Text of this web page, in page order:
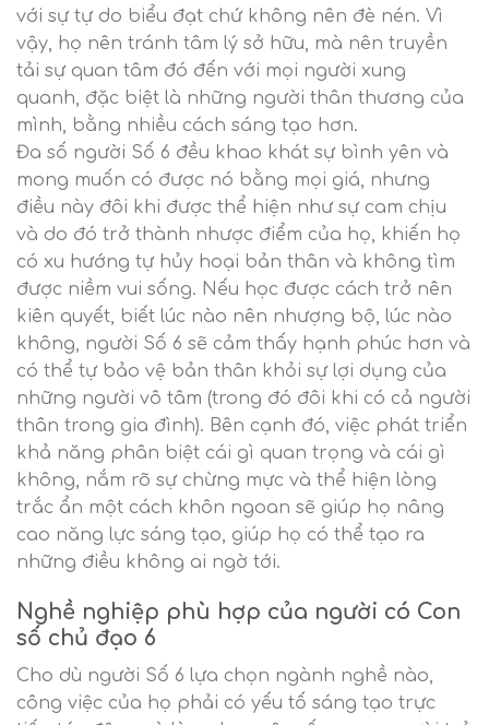
với sự tự do biểu đạt chứ không nên đè nén. Vì
vậy, họ nên tránh tâm lý sở hữu, mà nên truyền
tải sự quan tâm đó đến với mọi người xung
quanh, đặc biệt là những người thân thương của
mình, bằng nhiều cách sáng tạo hơn.
Đa số người Số 6 đều khao khát sự bình yên và
mong muốn có được nó bằng mọi giá, nhưng
điều này đôi khi được thể hiện như sự cam chịu
và do đó trở thành nhược điểm của họ, khiến họ
có xu hướng tự hủy hoại bản thân và không tìm
được niềm vui sống. Nếu học được cách trở nên
kiên quyết, biết lúc nào nên nhượng bộ, lúc nào
không, người Số 6 sẽ cảm thấy hạnh phúc hơn và
có thể tự bảo vệ bản thân khỏi sự lợi dụng của
những người vô tâm (trong đó đôi khi có cả người
thân trong gia đình). Bên cạnh đó, việc phát triển
khả năng phân biệt cái gì quan trọng và cái gì
không, nắm rõ sự chừng mực và thể hiện lòng
trắc ẩn một cách khôn ngoan sẽ giúp họ nâng
cao năng lực sáng tạo, giúp họ có thể tạo ra
những điều không ai ngờ tới.
Nghề nghiệp phù hợp của người có Con
số chủ đạo 6
Cho dù người Số 6 lựa chọn ngành nghề nào,
công việc của họ phải có yếu tố sáng tạo trực